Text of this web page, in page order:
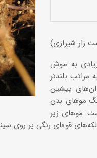
به موش
مراتب بلندتر
پیشین
موهای بدن
موهای زیر